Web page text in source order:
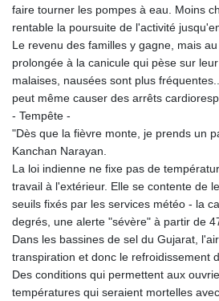
faire tourner les pompes à eau. Moins
rentable la poursuite de l'activité
Le revenu des familles y gagne, mais
prolongée à la canicule qui pèse sur
malaises, nausées sont plus
peut même causer des arrêts
- Tempête -
"Dès que la fièvre monte, je prends un
Kanchan Narayan.
La loi indienne ne fixe pas de
travail à l'extérieur. Elle se contente de
seuils fixés par les services météo - la
degrés, une alerte "sévère" à partir de
Dans les bassines de sel du Gujarat,
transpiration et donc le refroidissement
Des conditions qui permettent aux
températures qui seraient mortelles